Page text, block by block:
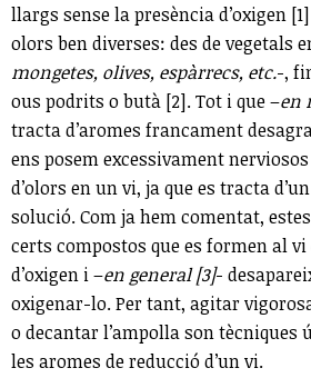
llargs sense la presència d’oxigen
olors ben diverses: des de vegetals
mongetes, olives, espàrrecs, etc.-,
ous podrits o butà [2]. Tot i que –en
tracta d’aromes francament
ens posem excessivament
d’olors en un vi, ja que es tracta
solució. Com ja hem comentat,
certs compostos que es formen al vi
d’oxigen i –en general [3]-
oxigenar-lo. Per tant, agitar
o decantar l’ampolla son tècniques
les aromes de reducció d’un vi.